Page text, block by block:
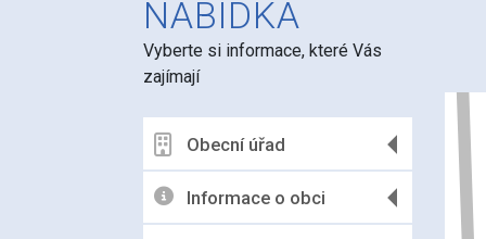
NABÍDKA
Vyberte si informace, které Vás
zajímají
Obecní úřad
Informace o obci